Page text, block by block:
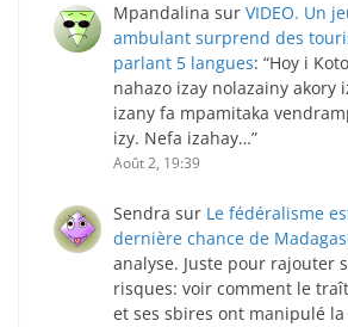
Mpandalina sur VIDEO. Un
ambulant surprend des
parlant 5 langues: “Hoy i
nahazo izay nolazainy akory
izany fa mpamitaka
izy. Nefa izahay…”
Août 2, 19:39
Sendra sur Le fédéralisme
dernière chance de
analyse. Juste pour rajouter
risques: voir comment le
et ses sbires ont manipulé